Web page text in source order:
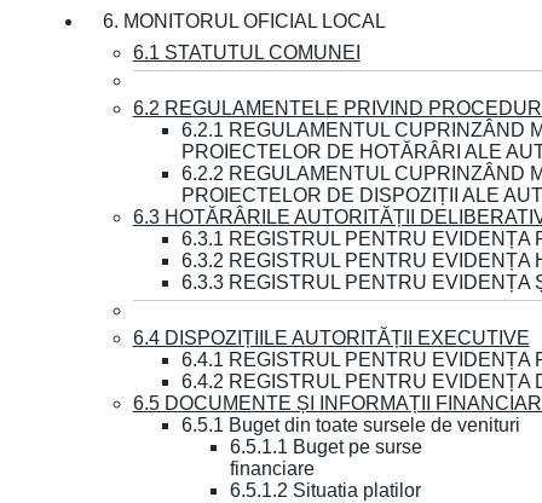
6. MONITORUL OFICIAL LOCAL
6.1 STATUTUL COMUNEI
6.2 REGULAMENTELE PRIVIND
6.2.1 REGULAMENTUL CUPRINZÂND
PROIECTELOR DE HOTĂRÂRI ALE
6.2.2 REGULAMENTUL CUPRINZÂND
PROIECTELOR DE DISPOZIȚII ALE
6.3 HOTĂRÂRILE AUTORITĂȚII
6.3.1 REGISTRUL PENTRU EVIDENȚA
6.3.2 REGISTRUL PENTRU EVIDENȚA
6.3.3 REGISTRUL PENTRU EVIDENȚA
6.4 DISPOZIȚIILE AUTORITĂȚII EXECUTIVE
6.4.1 REGISTRUL PENTRU EVIDENȚA
6.4.2 REGISTRUL PENTRU EVIDENȚA
6.5 DOCUMENTE ȘI INFORMAȚII
6.5.1 Buget din toate sursele de venituri
6.5.1.1 Buget pe surse
financiare
6.5.1.2 Situatia platilor